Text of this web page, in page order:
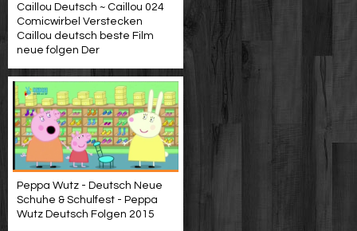
Caillou Deutsch ~ Caillou 024
Comicwirbel Verstecken
Caillou deutsch beste Film
neue folgen Der
Peppa Wutz - Deutsch Neue
Schuhe & Schulfest - Peppa
Wutz Deutsch Folgen 2015